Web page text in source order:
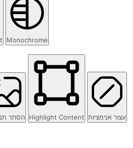
Monochrome
הסתר Highlight Content עצור אנימציות